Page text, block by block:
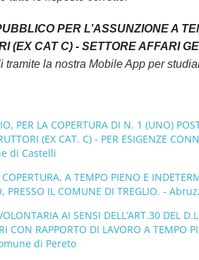
PER L’ASSUNZIONE A
(EX CAT C) - SETTORE AFFARI
la nostra Mobile App per
PER LA COPERTURA DI N. 1 (UNO)
(EX CAT. C) - PER ESIGENZE
di Castelli
A TEMPO PIENO E
PRESSO IL COMUNE DI TREGLIO. -
AI SENSI DELL’ART.30 DEL
CON RAPPORTO DI LAVORO A TEMPO
di Pereto